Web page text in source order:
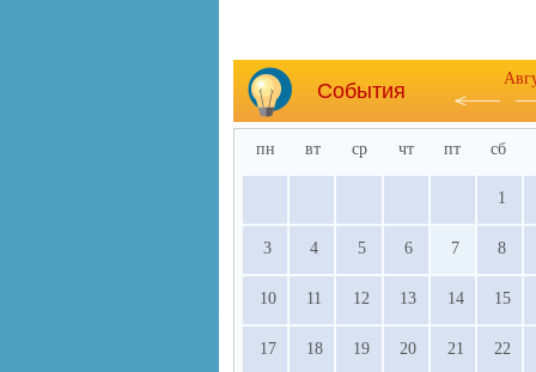
События
пн вт ср чт пт сб
1
3 4 5 6 7 8
10 11 12 13 14 15
17 18 19 20 21 22